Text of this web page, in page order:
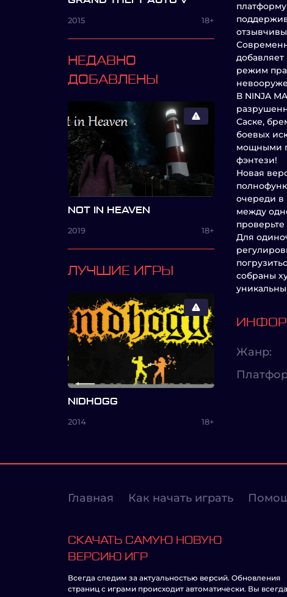
2015 18+
НЕДАВНО
ДОБАВЛЕНЫ
NOT IN HEAVEN
2019 18+
ЛУЧШИЕ ИГРЫ
NIDHOGG
2014 18+
режим
В NINJA
Саске,
боевых
мощными
фэнтези!
Новая
очереди в
между
Для
собраны
Жанр:
Главная Как начать играть
СКАЧАТЬ САМУЮ НОВУЮ
ВЕРСИЮ ИГР
Всегда следим за актуальностью версий. Обновления
страниц с играми происходит автоматически. Вы всегда